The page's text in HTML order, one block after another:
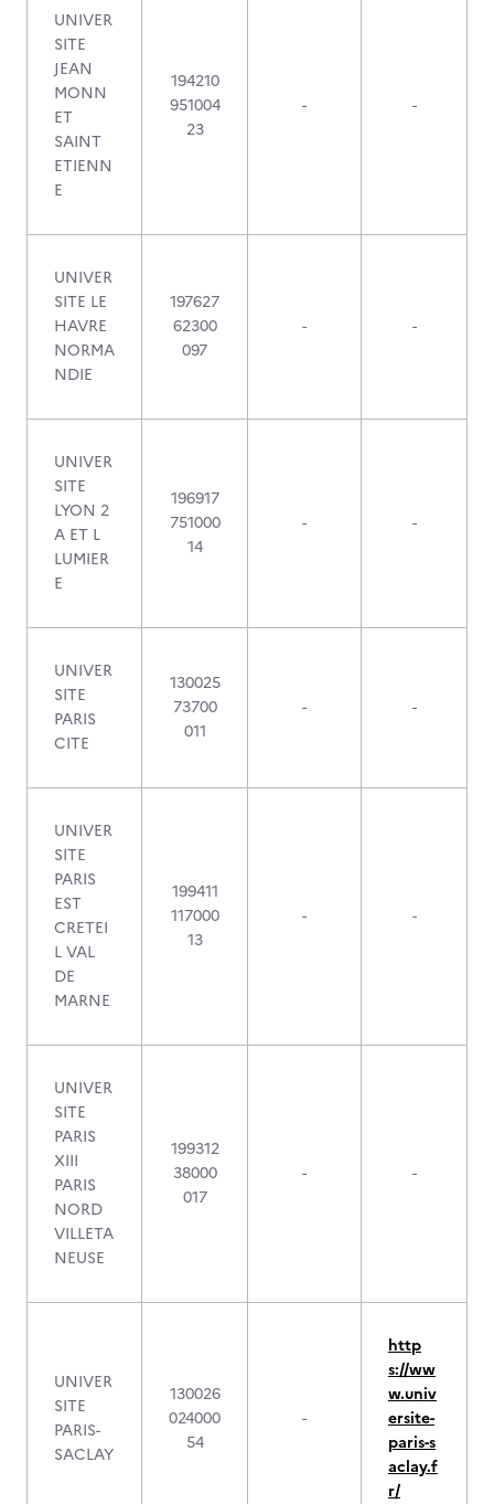
UNIVER
SITE
JEAN
MONN
ET
SAINT
ETIENN
E
194210
951004
23
- -
UNIVER
SITE LE
HAVRE
NORMA
NDIE
197627
62300
097
- -
UNIVER
SITE
LYON 2
A ET L
LUMIER
E
196917
751000
14
- -
UNIVER
SITE
PARIS
CITE
130025
73700
011
- -
UNIVER
SITE
PARIS
EST
CRETEI
L VAL
DE
MARNE
199411
117000
13
- -
UNIVER
SITE
PARIS
XIII
PARIS
NORD
VILLETA
NEUSE
199312
38000
017
- -
UNIVER
SITE
PARIS-
SACLAY
130026
024000
54
-
http
s://ww
w.univ
ersite-
paris-s
aclay.f
r/